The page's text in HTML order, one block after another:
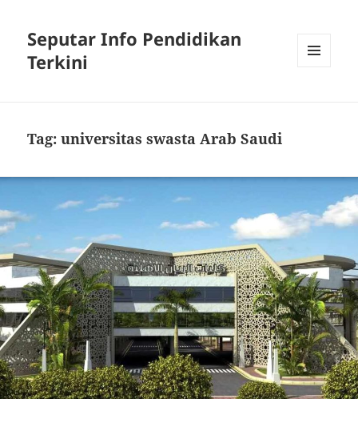
Seputar Info Pendidikan
Terkini
Tag:universitas swasta Arab Saudi